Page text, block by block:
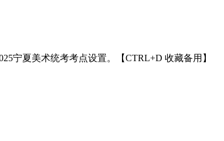
宁夏美术统考考点设置。【CTRL+D 收藏备用】